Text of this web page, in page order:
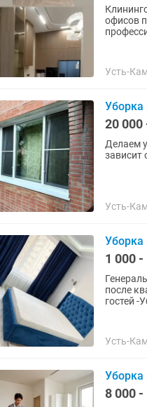
офисов под
Усть-
Уборка
20 000
Делаем
зависит
Усть-
Уборка
1 000
после
гостей -
Усть-
Уборка
8 000 -